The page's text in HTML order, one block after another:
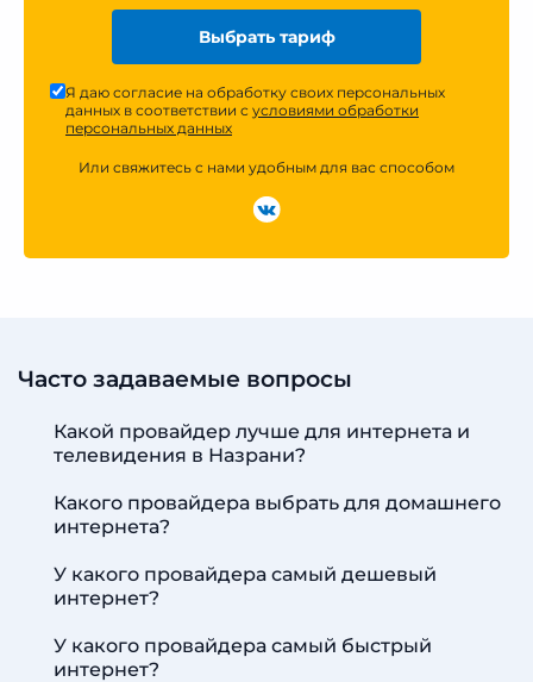
Выбрать тариф
Я даю согласие на обработку своих персональных
данных в соответствии с условиями обработки
персональных данных
Или свяжитесь с нами удобным для вас способом
Часто задаваемые вопросы
Какой провайдер лучше для интернета и
телевидения в Назрани?
Какого провайдера выбрать для домашнего
интернета?
У какого провайдера самый дешевый
интернет?
У какого провайдера самый быстрый
интернет?